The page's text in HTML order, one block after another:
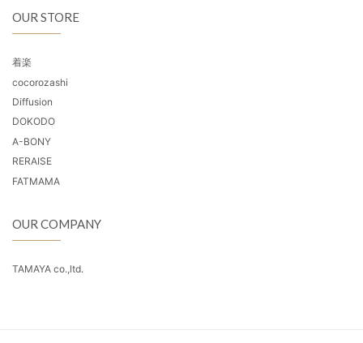
OUR STORE
着楽
cocorozashi
Diffusion
DOKODO
A-BONY
RERAISE
FATMAMA
OUR COMPANY
TAMAYA co.,ltd.